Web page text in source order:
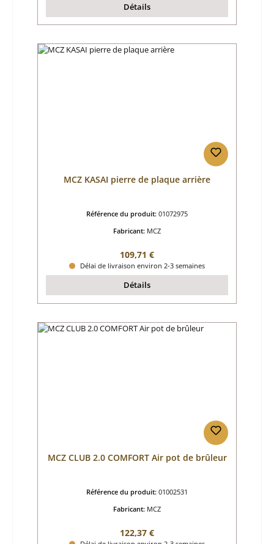
Détails
MCZ KASAI pierre de plaque arrière
Référence du produit: 01072975
Fabricant: MCZ
Prix régulier :
109,71 €
Délai de livraison environ 2-3 semaines
Détails
MCZ CLUB 2.0 COMFORT Air pot de brûleur
Référence du produit: 01002531
Fabricant: MCZ
Prix régulier :
122,37 €